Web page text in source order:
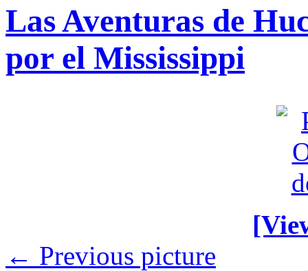
Las Aventuras de
por el Mississippi
← Previous picture